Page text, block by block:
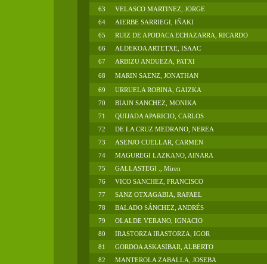
63
VELASCO MARTINEZ, JORGE
64
AIERBE SARRIEGI, IÑAKI
65
RUIZ DE APODACA ECHAZARRA, RICARDO
66
ALDEKOA ARTETXE, ISAAC
67
ARBIZU ANDUEZA, PATXI
68
MARIN SAENZ, JONATHAN
69
URRUELA ROBINA, GAIZKA
70
BIAIN SANCHEZ, MONIKA
71
QUIJADA APARICIO, CARLOS
72
DE LA CRUZ MEDRANO, NEREA
73
ASENJO CUELLAR, CARMEN
74
MAGUREGI LAZKANO, AINARA
75
GALLASTEGI ., Miren
76
VICO SANCHEZ, FRANCISCO
77
SANZ OTXAGABIA, RAFAEL
78
BALADO SÁNCHEZ, ANDRÉS
79
OLALDE VERANO, IGNACIO
80
IRASTORZA IRASTORZA, IGOR
81
GORDOA ASKASIBAR, ALBERTO
82
MANTEROLA ZABALLA, JOSEBA